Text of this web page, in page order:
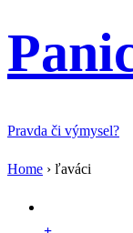
Pravda či výmysel?
Home › ľaváci